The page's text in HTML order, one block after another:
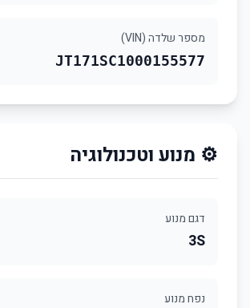
מספר שלדה (VIN)
JT171SC1000155577
⚙️ מנוע וטכנולוגיה
דגם מנוע
3S
נפח מנוע